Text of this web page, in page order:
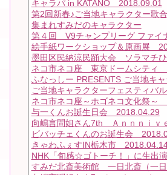
キャラパ in KATANO 2018.09.01
第2回新春♪ご当地キャラクター歌
集まれすみだのキャラクター
第４回 V9チャンプリーグ ファ
絵手紙ワークショップ＆原画展
墨田区民納涼民踊大会 ソラマチ
ネコ市ネコ座 東京ドームシティ
ふなっしー PRESENTS ご当地キ
ご当地キャラクターフェスティ
ネコ市ネコ座～ホゴネコ文化祭～
与一くんお誕生日会 2018.04.29
向嶋言問姐さん7th Ａｎｎｎｉ
ビバッチェくんのお誕生会
きゃわふぇすIN栃木市
NHK「旬感☆ゴトーチ！」に生出
すみだ北斎美術館 一日北斎（一